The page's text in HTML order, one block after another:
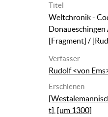
Titel
Weltchronik -
Donaueschingen
[Fragment] /
Verfasser
Rudolf <von
Erschienen
t] [um 1300]